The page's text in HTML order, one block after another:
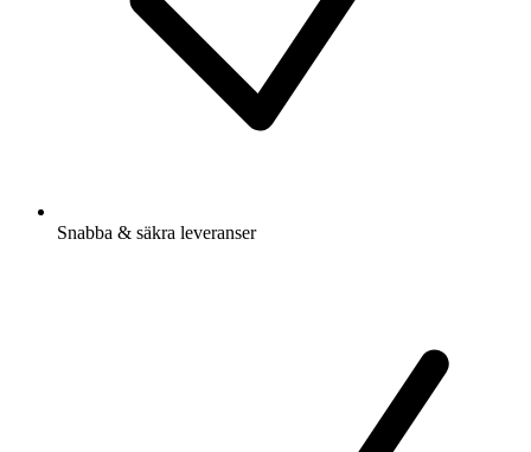
Snabba & säkra leveranser